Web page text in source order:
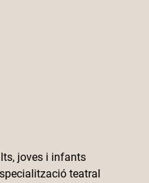
joves i infants
teatral